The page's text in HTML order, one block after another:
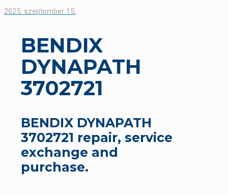
2025. szeptember 15.
BENDIX
DYNAPATH
3702721
BENDIX DYNAPATH
3702721 repair, service
exchange and
purchase.